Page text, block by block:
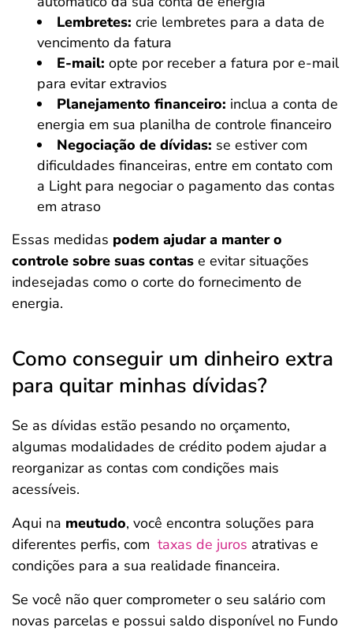
Lembretes: crie lembretes para a data de
vencimento da fatura
E-mail: opte por receber a fatura por e-mail
para evitar extravios
Planejamento financeiro: inclua a conta de
energia em sua planilha de controle financeiro
Negociação de dívidas: se estiver com
dificuldades financeiras, entre em contato com
a Light para negociar o pagamento das contas
em atraso​​​​​​
Essas medidas podem ajudar a manter o
controle sobre suas contas e evitar situações
indesejadas como o corte do fornecimento de
energia.
Como conseguir um dinheiro extra
para quitar minhas dívidas?
Se as dívidas estão pesando no orçamento,
algumas modalidades de crédito podem ajudar a
reorganizar as contas com condições mais
acessíveis.
Aqui na meutudo, você encontra soluções para
diferentes perfis, com taxas de juros atrativas e
condições para a sua realidade financeira.
Se você não quer comprometer o seu salário com
novas parcelas e possui saldo disponível no Fundo